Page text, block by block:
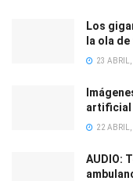
Los
la ola
23
artificial
22
AUDIO: